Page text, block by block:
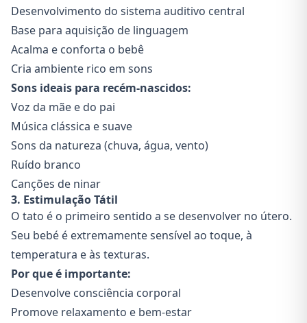
Desenvolvimento do sistema auditivo central
Base para aquisição de linguagem
Acalma e conforta o bebê
Cria ambiente rico em sons
Sons ideais para recém-nascidos:
Voz da mãe e do pai
Música clássica e suave
Sons da natureza (chuva, água, vento)
Ruído branco
Canções de ninar
3. Estimulação Tátil
O tato é o primeiro sentido a se desenvolver no útero.
Seu bebé é extremamente sensível ao toque, à
temperatura e às texturas.
Por que é importante:
Desenvolve consciência corporal
Promove relaxamento e bem-estar